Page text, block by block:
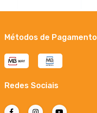
Métodos de Pagamento
Redes Sociais